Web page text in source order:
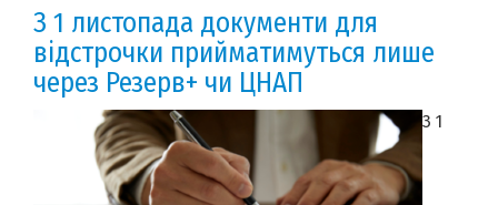
З 1 листопада документи для
відстрочки прийматимуться лише
через Резерв+ чи ЦНАП
З 1